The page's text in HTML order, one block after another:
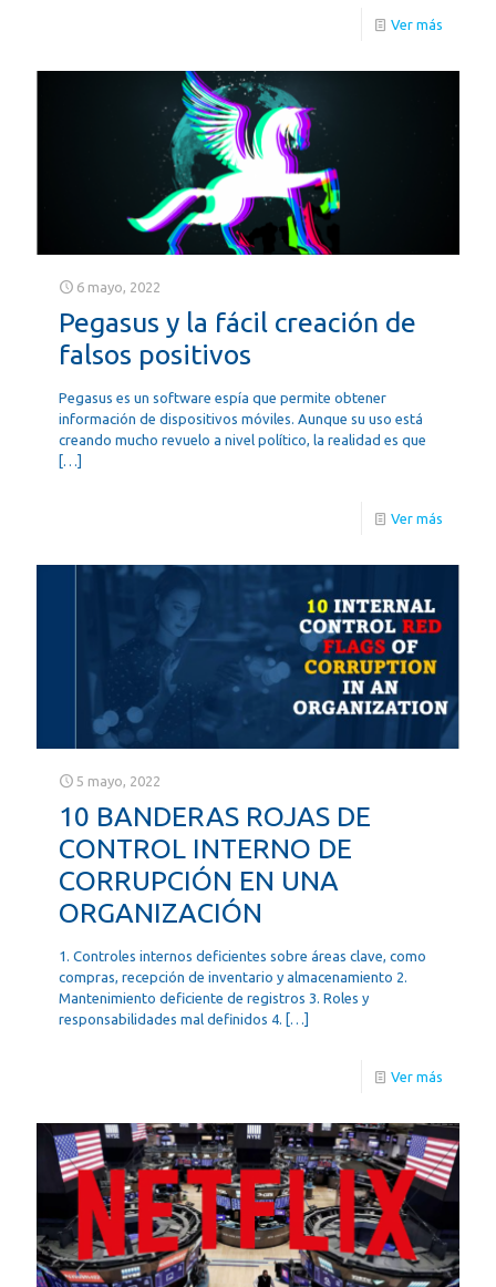
Ver más
6 mayo, 2022
Pegasus y la fácil creación de
falsos positivos
Pegasus es un software espía que permite obtener
información de dispositivos móviles. Aunque su uso está
creando mucho revuelo a nivel político, la realidad es que
[…]
Ver más
5 mayo, 2022
10 BANDERAS ROJAS DE
CONTROL INTERNO DE
CORRUPCIÓN EN UNA
ORGANIZACIÓN
1. Controles internos deficientes sobre áreas clave, como
compras, recepción de inventario y almacenamiento 2.
Mantenimiento deficiente de registros 3. Roles y
responsabilidades mal definidos 4. […]
Ver más